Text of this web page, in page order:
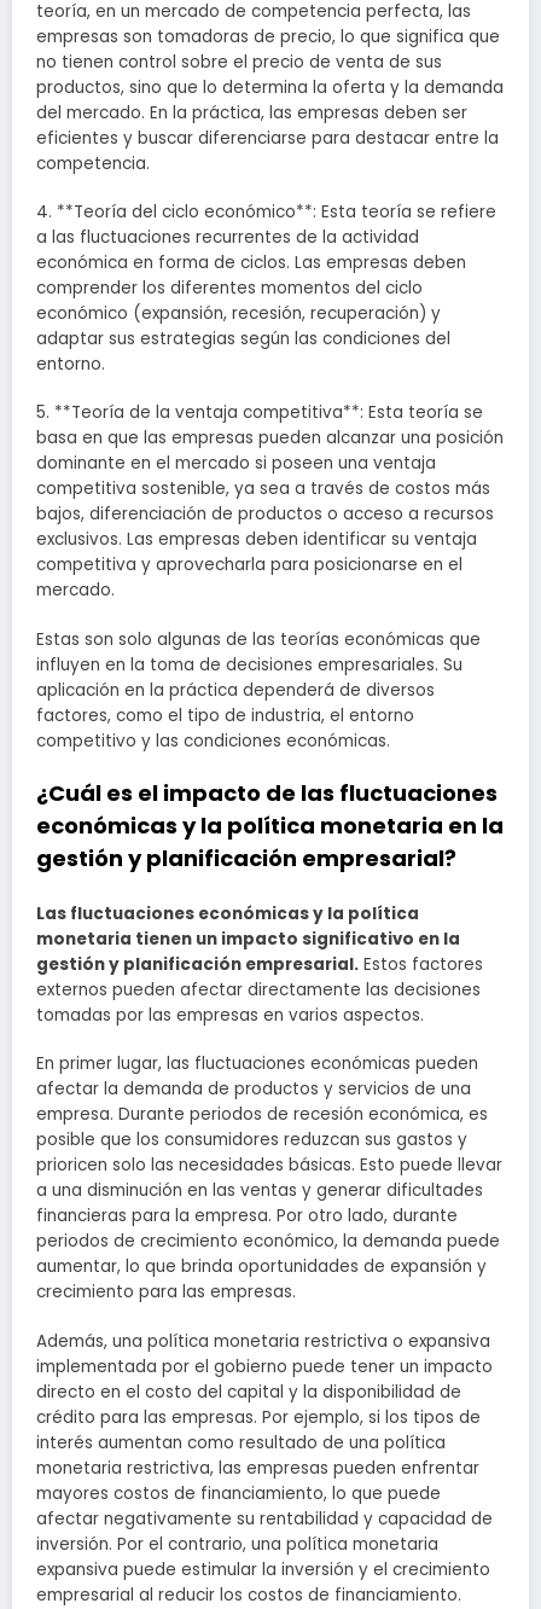
teoría, en un mercado de competencia perfecta, las
empresas son tomadoras de precio, lo que significa que
no tienen control sobre el precio de venta de sus
productos, sino que lo determina la oferta y la demanda
del mercado. En la práctica, las empresas deben ser
eficientes y buscar diferenciarse para destacar entre la
competencia.
4. **Teoría del ciclo económico**: Esta teoría se refiere
a las fluctuaciones recurrentes de la actividad
económica en forma de ciclos. Las empresas deben
comprender los diferentes momentos del ciclo
económico (expansión, recesión, recuperación) y
adaptar sus estrategias según las condiciones del
entorno.
5. **Teoría de la ventaja competitiva**: Esta teoría se
basa en que las empresas pueden alcanzar una posición
dominante en el mercado si poseen una ventaja
competitiva sostenible, ya sea a través de costos más
bajos, diferenciación de productos o acceso a recursos
exclusivos. Las empresas deben identificar su ventaja
competitiva y aprovecharla para posicionarse en el
mercado.
Estas son solo algunas de las teorías económicas que
influyen en la toma de decisiones empresariales. Su
aplicación en la práctica dependerá de diversos
factores, como el tipo de industria, el entorno
competitivo y las condiciones económicas.
¿Cuál es el impacto de las fluctuaciones
económicas y la política monetaria en la
gestión y planificación empresarial?
Las fluctuaciones económicas y la política
monetaria tienen un impacto significativo en la
gestión y planificación empresarial. Estos factores
externos pueden afectar directamente las decisiones
tomadas por las empresas en varios aspectos.
En primer lugar, las fluctuaciones económicas pueden
afectar la demanda de productos y servicios de una
empresa. Durante periodos de recesión económica, es
posible que los consumidores reduzcan sus gastos y
prioricen solo las necesidades básicas. Esto puede llevar
a una disminución en las ventas y generar dificultades
financieras para la empresa. Por otro lado, durante
periodos de crecimiento económico, la demanda puede
aumentar, lo que brinda oportunidades de expansión y
crecimiento para las empresas.
Además, una política monetaria restrictiva o expansiva
implementada por el gobierno puede tener un impacto
directo en el costo del capital y la disponibilidad de
crédito para las empresas. Por ejemplo, si los tipos de
interés aumentan como resultado de una política
monetaria restrictiva, las empresas pueden enfrentar
mayores costos de financiamiento, lo que puede
afectar negativamente su rentabilidad y capacidad de
inversión. Por el contrario, una política monetaria
expansiva puede estimular la inversión y el crecimiento
empresarial al reducir los costos de financiamiento.